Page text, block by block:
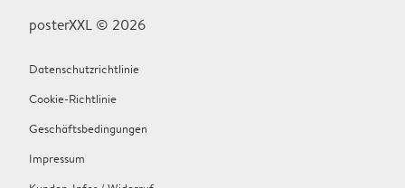
posterXXL © 2026
Datenschutzrichtlinie
Cookie-Richtlinie
Geschäftsbedingungen
Impressum